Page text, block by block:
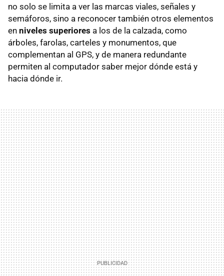
no solo se limita a ver las marcas viales, señales y
semáforos, sino a reconocer también otros elementos
en niveles superiores a los de la calzada, como
árboles, farolas, carteles y monumentos, que
complementan al GPS, y de manera redundante
permiten al computador saber mejor dónde está y
hacia dónde ir.